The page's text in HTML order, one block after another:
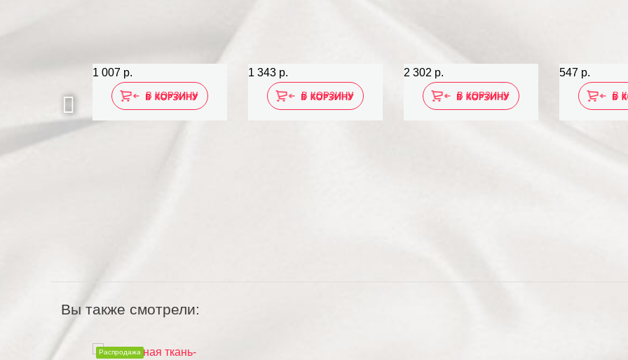
1 007 р.
В КОРЗИНУ
1 343 р.
В КОРЗИНУ
2 302 р.
В КОРЗИНУ
547 р.
В
Вы также смотрели:
Распродажа